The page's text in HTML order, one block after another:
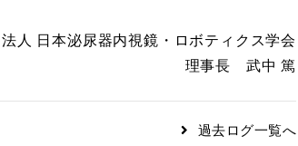
人 日本泌尿器内視鏡・ロボティクス学会
理事長 武中 篤
過去ログ一覧へ